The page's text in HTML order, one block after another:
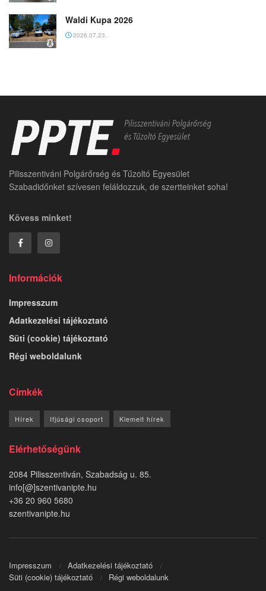
Waldi Kupa 2026
2026.07.23.
Pilisszentiváni Polgárőrség és Tűzoltó Egyesület
Szabadidőnket szívesen feláldozzuk, de szertteinket soha!
Kövess minket!
Információk
Impresszum
Adatkezelési tájékoztató
Süti (cookie) tájékoztató
Régi weboldalunk
Címkék
Hírek Ifjúsági csoport Kiemelt hírek
Elérhetőségünk
2084 Pilisszentiván, Szabadság u. 85.
info[@]szentivanipte.hu
+36 20 960 5680
szentivanipte.hu
Impresszum
Adatkezelési tájékoztató
Süti (cookie) tájékoztató
Régi weboldalunk